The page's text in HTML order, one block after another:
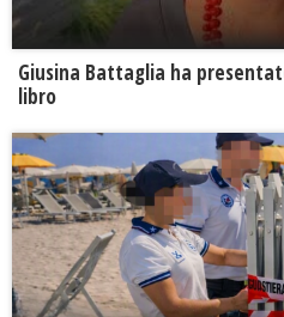
Giusina Battaglia ha
libro